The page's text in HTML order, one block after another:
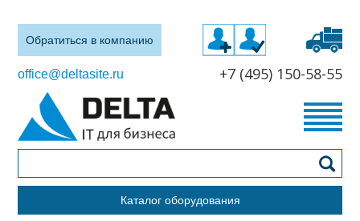
Обратиться в компанию
office@deltasite.ru +7 (495) 150-58-55
Каталог оборудования